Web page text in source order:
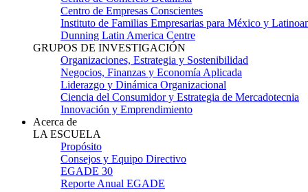
Centro de Empresas Conscientes
Instituto de Familias Empresarias para México y
Dunning Latin America Centre
GRUPOS DE INVESTIGACIÓN
Organizaciones, Estrategia y Sostenibilidad
Negocios, Finanzas y Economía Aplicada
Liderazgo y Dinámica Organizacional
Ciencia del Consumidor y Estrategia de Mercadotecnia
Innovación y Emprendimiento
Acerca de
LA ESCUELA
Propósito
Consejos y Equipo Directivo
EGADE 30
Reporte Anual EGADE